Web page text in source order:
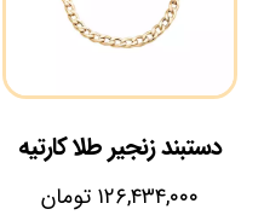
دستبند زنجیر طلا کارتیه
۱۲۶,۴۳۴,۰۰۰ تومان